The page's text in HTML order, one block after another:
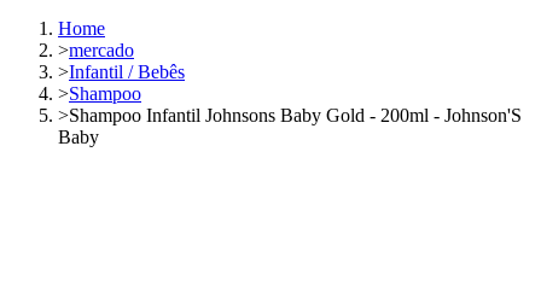
Home
>mercado
>Infantil / Bebês
>Shampoo
>Shampoo Infantil Johnsons Baby Gold - 200ml - Johnson'S
Baby